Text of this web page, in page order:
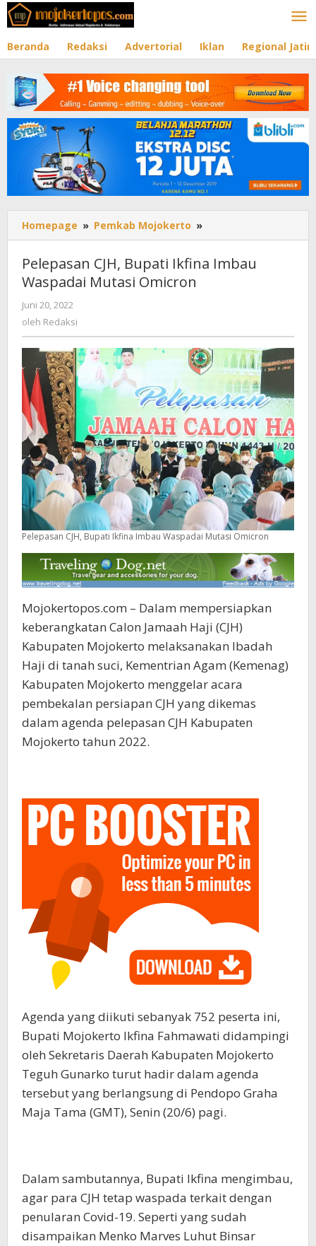
Lewati
ke
Beranda Redaksi Advertorial Iklan Regional Jatim
Homepage » Pemkab Mojokerto »
CJH,
Bupati
Ikfina
Pelepasan CJH, Bupati Ikfina Imbau
Waspadai Mutasi Omicron
Juni 20, 2022
oleh Redaksi
Pelepasan CJH, Bupati Ikfina Imbau Waspadai Mutasi Omicron
Mojokertopos.com – Dalam mempersiapkan
keberangkatan Calon Jamaah Haji (CJH)
Kabupaten Mojokerto melaksanakan Ibadah
Haji di tanah suci, Kementrian Agam (Kemenag)
Kabupaten Mojokerto menggelar acara
pembekalan persiapan CJH yang dikemas
dalam agenda pelepasan CJH Kabupaten
Mojokerto tahun 2022.
Agenda yang diikuti sebanyak 752 peserta ini,
Bupati Mojokerto Ikfina Fahmawati didampingi
oleh Sekretaris Daerah Kabupaten Mojokerto
Teguh Gunarko turut hadir dalam agenda
tersebut yang berlangsung di Pendopo Graha
Maja Tama (GMT), Senin (20/6) pagi.
Dalam sambutannya, Bupati Ikfina mengimbau,
agar para CJH tetap waspada terkait dengan
penularan Covid-19. Seperti yang sudah
disampaikan Menko Marves Luhut Binsar